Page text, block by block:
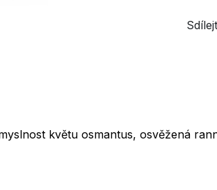
květu osmantus, osvěžená